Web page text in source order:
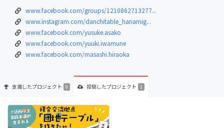
www.facebook.com/groups/1210862713277...
www.instagram.com/danchitable_hanamig...
www.facebook.com/yusuke.asako
www.facebook.com/yuuki.iwamune
www.facebook.com/masashi.hiraoka
支援したプロジェクト 0 投稿したプロジェクト 1